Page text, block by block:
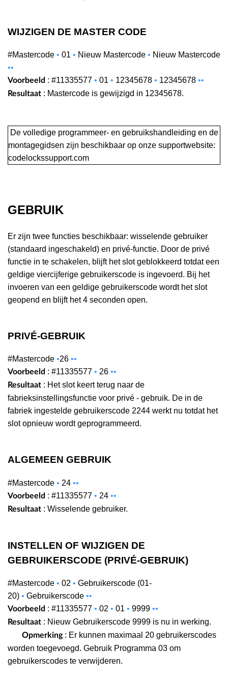
WIJZIGEN DE MASTER CODE
#Mastercode • 01 • Nieuw Mastercode • Nieuw Mastercode
••
Voorbeeld : #11335577 • 01 • 12345678 • 12345678 ••
Resultaat : Mastercode is gewijzigd in 12345678.
De volledige programmeer- en gebruikshandleiding en de
montagegidsen zijn beschikbaar op onze supportwebsite:
codelockssupport.com
GEBRUIK
Er zijn twee functies beschikbaar: wisselende gebruiker
(standaard ingeschakeld) en privé-functie. Door de privé
functie in te schakelen, blijft het slot geblokkeerd totdat een
geldige viercijferige gebruikerscode is ingevoerd. Bij het
invoeren van een geldige gebruikerscode wordt het slot
geopend en blijft het 4 seconden open.
PRIVÉ-GEBRUIK
#Mastercode •26 ••
Voorbeeld : #11335577 • 26 ••
Resultaat : Het slot keert terug naar de
fabrieksinstellingsfunctie voor privé - gebruik. De in de
fabriek ingestelde gebruikerscode 2244 werkt nu totdat het
slot opnieuw wordt geprogrammeerd.
ALGEMEEN GEBRUIK
#Mastercode • 24 ••
Voorbeeld : #11335577 • 24 ••
Resultaat : Wisselende gebruiker.
INSTELLEN OF WIJZIGEN DE
GEBRUIKERSCODE (PRIVÉ-GEBRUIK)
#Mastercode • 02 • Gebruikerscode (01-
20) • Gebruikerscode ••
Voorbeeld : #11335577 • 02 • 01 • 9999 ••
Resultaat : Nieuw Gebruikerscode 9999 is nu in werking.
Opmerking : Er kunnen maximaal 20 gebruikerscodes
worden toegevoegd. Gebruik Programma 03 om
gebruikerscodes te verwijderen.